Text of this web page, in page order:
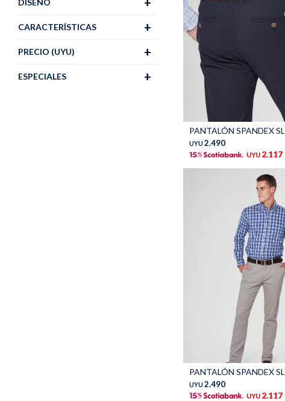
Talle
UYU 2.490
UYU 2.117
UYU 2.490
UYU 2.117
CARACTERÍSTICAS
PRECIO (UYU)
ESPECIALES
DISEÑO